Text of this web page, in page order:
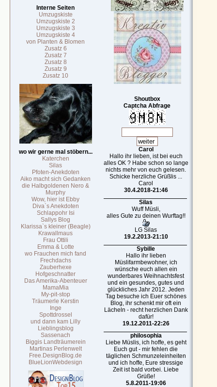
Interne Seiten
Umzugskiste
Umzugskiste 2
Umzugskiste 3
Umzugskiste 4
von Planten & Blomen
Zusatz 6
Zusatz 7
Zusatz 8
Zusatz 9
Zusatz 10
wo wir gerne mal stöbern...
Katerchen
Silas
Pfoten-Anekdoten
Aiko macht sich Gedanken
die Halbgoldenen Nero &
Murphy
Wow, hier ist Ebby
Diva`s Anekdoten
Schlappohr Isi
Sallys Blog
Klarissa`s kleiner (Beagle)
Krawallmaus
Frau Ottili
Emma & Lotte
wo Frauchen mich fand
Frechdachs
Zauberhexe
Hofgeschnatter
Das Amerika-Abenteuer
MamaMia
My-pit-stop
Träumerle Kerstin
Inge
Spottdrossel
und dann kam Lilly
Lieblingsblog
Sassenach
Biggis Landträumerein
Martinas Perlenwelt
Free.DesignBlog.de
BlueLionWebdesign
Shoutbox
Captcha Abfrage
Carol
Hallo ihr lieben, ist bei euch
alles OK ? Habe schon so lange
nichts mehr von euch gelesen.
Schicke herzliche Grüßlis ...
Carol
30.4.2018-21:46
Silas
Wuff Müsli,
alles Gute zu deinen Wurftag!!
LG Silas
19.2.2013-21:10
Sybille
Hallo ihr lieben
Müslifarmbewohner, ich
wünsche euch allen ein
wunderbares Weihnachtsfest
und ein gesundes, gutes und
glückliches Jahr 2012. Jeden
Tag besuche ich Euer schönes
Blog, ihr schenkt mir oft ein
Lächeln - recht herzlichen Dank
dafür!
19.12.2011-22:26
philosophia
Liebe Müslis, ich hoffe, es geht
Euch gut - mir fehlen die
täglichen Schmunzeleinheiten
und ich hoffe, Eure stressige
Zeit ist bald vorbei. Liebe
Grüße!
5.8.2011-19:06